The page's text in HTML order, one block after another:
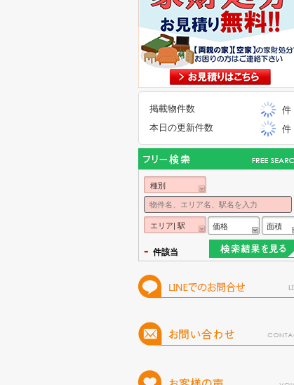
掲載物件数
件
本日の更新件数
件
種別
エリア| 駅 価格 面積
- 件該当